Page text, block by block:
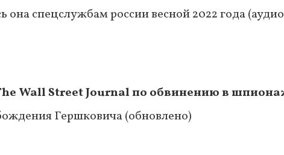
она спецслужбам россии весной 2022 года
Wall Street Journal по обвинению в
Гершковича (обновлено)